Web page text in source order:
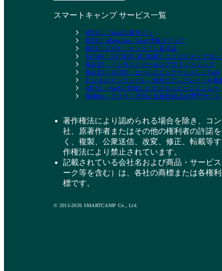
スマートキャンプ サービス一覧
BOXIL - SaaS比較サイト
BOXIL Magazine - SaaS情報メディア
BOXIL EXPO - オンライン展示会
JAPAN LEADERS SUMMIT- エグゼクティブカン
BALES - インサイドセールスアウトソーシング
BALES CLOUD - セールスエンゲージメントSaaS
ビジネステンプレート - 便利なテンプレートを無
ADXL - SaaSに特化したデジタルエージェンシー
BizHint - クラウド活用と生産性向上の専門サイト
著作権法により認められる場合を除き、コ
社、原著作者またはその他の権利者の許諾
く、複製、公衆送信、改変、修正、転載等
作権法により禁止されています。
記載されている会社名および商品・サービ
ーク等を含む）は、各社の商標または各権
標です。
© 2015-2026 SMARTCAMP Co., Ltd.